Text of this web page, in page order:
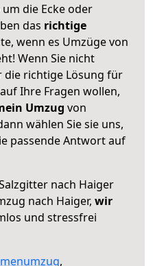
die Ecke oder
das richtige
wenn es Umzüge von
Wenn Sie nicht
die richtige Lösung für
Ihre Fragen wollen,
Umzug von
wählen Sie sie uns,
passende Antwort auf
nach Haiger
nach Haiger, wir
und stressfrei
,